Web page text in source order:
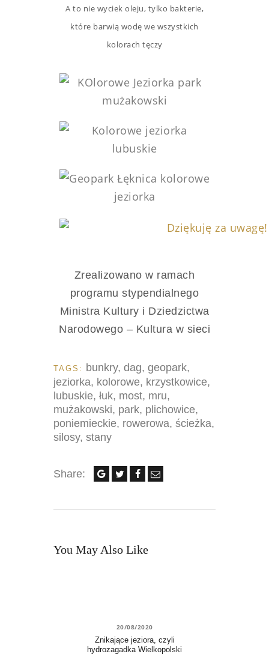
A to nie wyciek oleju, tylko bakterie,
które barwią wodę we wszystkich
kolorach tęczy
Zrealizowano w ramach
programu stypendialnego
Ministra Kultury i Dziedzictwa
Narodowego – Kultura w sieci
TAGS: bunkry, dag, geopark,
jeziorka, kolorowe, krzystkowice,
lubuskie, łuk, most, mru,
mużakowski, park, plichowice,
poniemieckie, rowerowa, ścieżka,
silosy, stany
Share:
You May Also Like
20/08/2020
Znikające jeziora, czyli
hydrozagadka Wielkopolski